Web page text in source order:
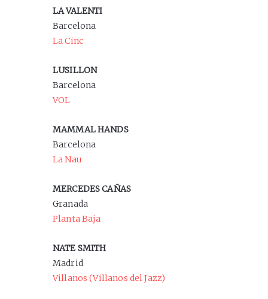
LA VALENTI
Barcelona
La Cinc
LUSILLON
Barcelona
VOL
MAMMAL HANDS
Barcelona
La Nau
MERCEDES CAÑAS
Granada
Planta Baja
NATE SMITH
Madrid
Villanos (Villanos del Jazz)